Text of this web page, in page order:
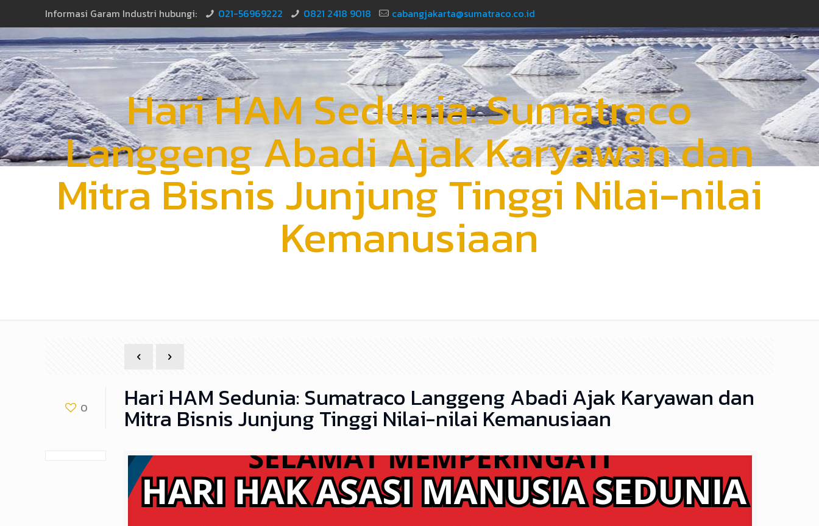
Informasi Garam Industri hubungi: 021-56969222 0821 2418 9018 cabangjakarta@sumatraco.co.id
Hari HAM Sedunia: Sumatraco
Langgeng Abadi Ajak Karyawan dan
Mitra Bisnis Junjung Tinggi Nilai-nilai
Kemanusiaan
0 Hari HAM Sedunia: Sumatraco Langgeng Abadi Ajak Karyawan dan
Mitra Bisnis Junjung Tinggi Nilai-nilai Kemanusiaan